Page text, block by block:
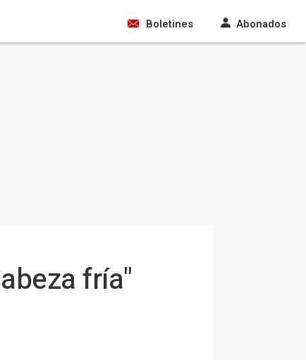
Boletines Abonados
fría"